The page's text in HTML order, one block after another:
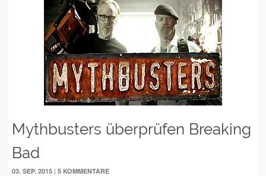
Mythbusters überprüfen Breaking
Bad
03. SEP. 2015 | 5 KOMMENTARE